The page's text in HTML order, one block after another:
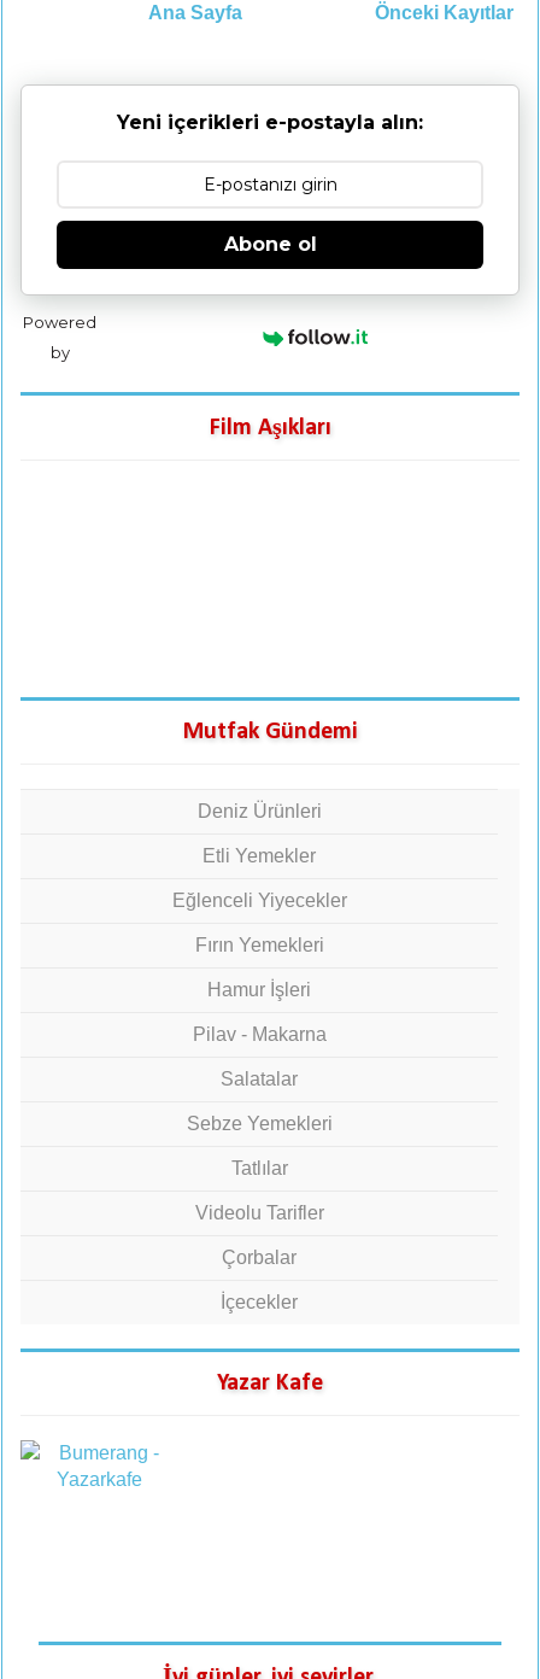
Önceki Kayıtlar
Ana Sayfa
Yeni içerikleri e-postayla alın:
Abone ol
Powered
by
Film Aşıkları
Mutfak Gündemi
Deniz Ürünleri
Etli Yemekler
Eğlenceli Yiyecekler
Fırın Yemekleri
Hamur İşleri
Pilav - Makarna
Salatalar
Sebze Yemekleri
Tatlılar
Videolu Tarifler
Çorbalar
İçecekler
Yazar Kafe